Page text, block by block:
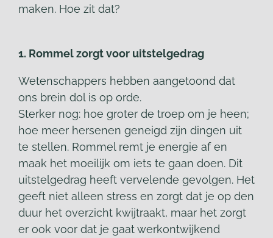
maken. Hoe zit dat?
1. Rommel zorgt voor uitstelgedrag
Wetenschappers hebben aangetoond dat
ons brein dol is op orde.
Sterker nog: hoe groter de troep om je heen;
hoe meer hersenen geneigd zijn dingen uit
te stellen. Rommel remt je energie af en
maak het moeilijk om iets te gaan doen. Dit
uitstelgedrag heeft vervelende gevolgen. Het
geeft niet alleen stress en zorgt dat je op den
duur het overzicht kwijtraakt, maar het zorgt
er ook voor dat je gaat werkontwijkend